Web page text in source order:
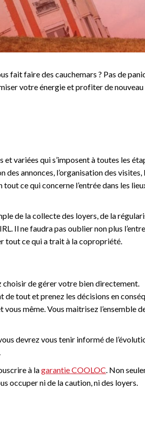
fait faire des cauchemars ? Pas de
votre énergie et profiter de nouveau
variées qui s’imposent à toutes les
annonces, l’organisation des visites,
ce qui concerne l’entrée dans les
de la collecte des loyers, de la
Il ne faudra pas oublier non plus
tout ce qui a trait à la copropriété.
choisir de gérer votre bien directement.
de tout et prenez les décisions en
même. Vous maitrisez l’ensemble
devrez vous tenir informé de
à lagarantie COOLOC. Non
occuper ni de la caution, ni des loyers.